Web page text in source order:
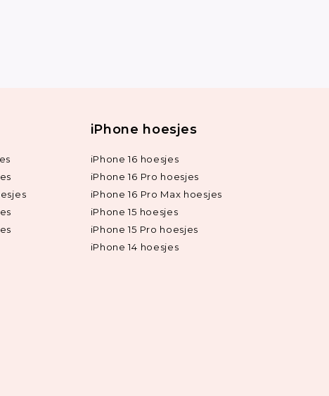
iPhone hoesjes
iPhone 16 hoesjes
iPhone 16 Pro hoesjes
iPhone 16 Pro Max hoesjes
iPhone 15 hoesjes
iPhone 15 Pro hoesjes
iPhone 14 hoesjes